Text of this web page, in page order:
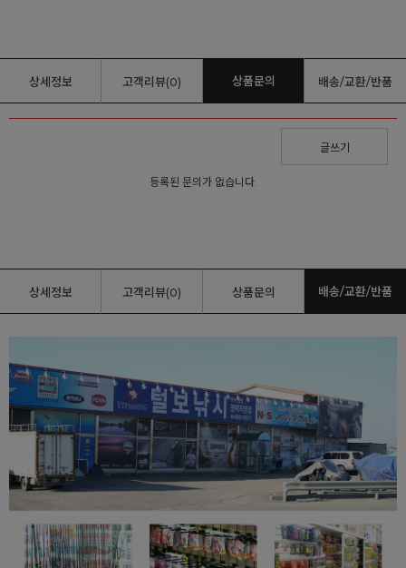
상세정보 고객리뷰(0) 상품문의 배송/교환/반품
글쓰기
등록된 문의가 없습니다.
상세정보 고객리뷰(0) 상품문의 배송/교환/반품